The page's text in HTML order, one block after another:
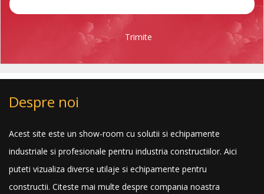
Trimite
Despre noi
Acest site este un show-room cu solutii si echipamente
industriale si profesionale pentru industria constructiilor. Aici
puteti vizualiza diverse utilaje si echipamente pentru
constructii. Citeste mai multe despre compania noastra